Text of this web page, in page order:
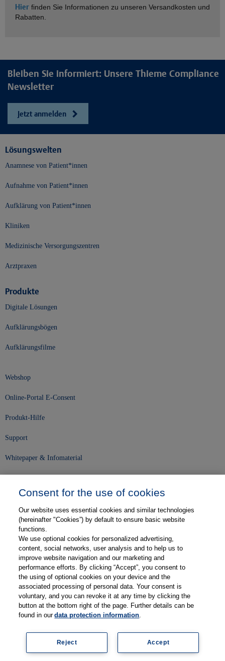
Hier finden Sie Informationen zu unseren Versandkosten und
Rabatten.
Bleiben Sie informiert: Unsere Thieme Compliance
Newsletter
Jetzt anmelden
Lösungswelten
Anamnese von Patient*innen
Aufnahme von Patient*innen
Aufklärung von Patient*innen
Kliniken
Medizinische Versorgungszentren
Arztpraxen
Produkte
Digitale Lösungen
Aufklärungsbögen
Aufklärungsfilme
Webshop
Online-Portal E-Consent
Produkt-Hilfe
Support
Whitepaper & Infomaterial
Karriere
Kontakt
Web-Semniare
Anwenderberichte
Partner
Impressum Datenschutz Kontakt AGB
Consent for the use of cookies
Our website uses essential cookies and similar technologies
(hereinafter "Cookies”) by default to ensure basic website
functions.
We use optional cookies for personalized advertising,
content, social networks, user analysis and to help us to
improve website navigation and our marketing and
performance efforts. By clicking “Accept”, you consent to
the using of optional cookies on your device and the
associated processing of personal data. Your consent is
voluntary, and you can revoke it at any time by clicking the
button at the bottom right of the page. Further details can be
found in ourdata protection information.
Accept
Reject